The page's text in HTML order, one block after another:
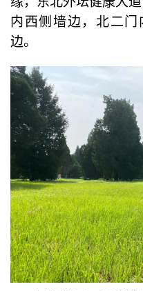
内西侧墙边，北二
边。